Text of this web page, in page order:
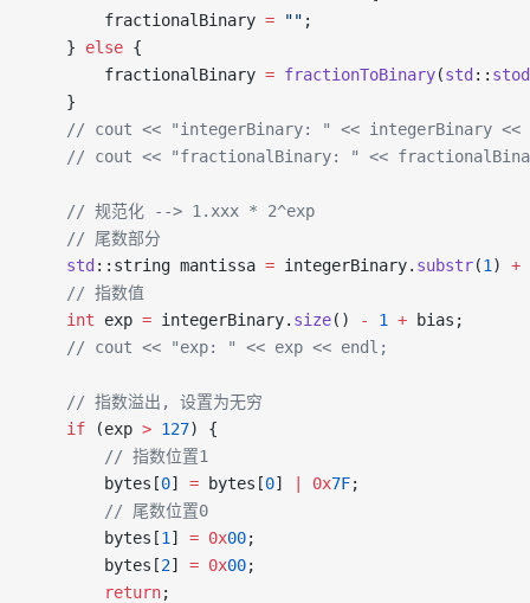
        fractionalBinary
= "" ;
    }
else {
        fractionalBinary
= fractionToBinary(std :: stod
    }
// cout << "integerBinary: " << integerBinary <<
// cout << "fractionalBinary: " <<
    // 规范化 --> 1.xxx * 2^exp
    // 尾数部分
    std
::string mantissa = integerBinary. substr(1 ) +
    // 指数值
    int
exp = integerBinary. size() - 1 + bias;
    // cout << "exp: " << exp << endl;
    // 指数溢出, 设置为无穷
    if
(exp > 127) {
        // 指数位置1
        bytes[
0] = bytes[0] 0x7F;
        // 尾数位置0
        bytes[
1 ] = 0x00;
        bytes[
2] = 0x00;
        return
;